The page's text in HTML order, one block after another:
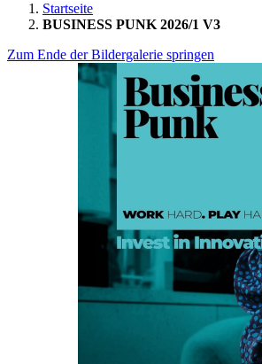
Startseite
BUSINESS PUNK 2026/1 V3
Zum Ende der Bildergalerie springen